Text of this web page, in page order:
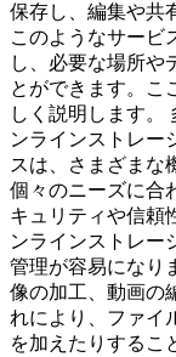
保存し、編集や共
このようなサービ
し、必要な場所や
とができます。こ
しく説明します。
ンラインストレー
スは、さまざまな
個々のニーズに合
キュリティや信頼
ンラインストレー
管理が容易になり
像の加工、動画の
れにより、ファイ
を加えたりするこ